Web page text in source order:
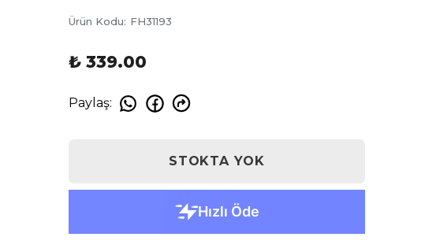
Ürün Kodu: FH31193
₺ 339.00
Paylaş:
STOKTA YOK